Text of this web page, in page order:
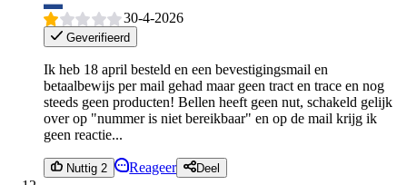
30-4-2026
Geverifieerd
Ik heb 18 april besteld en een bevestigingsmail en
betaalbewijs per mail gehad maar geen tract en trace en nog
steeds geen producten! Bellen heeft geen nut, schakeld gelijk
over op "nummer is niet bereikbaar" en op de mail krijg ik
geen reactie...
Nuttig 2 Reageer Deel